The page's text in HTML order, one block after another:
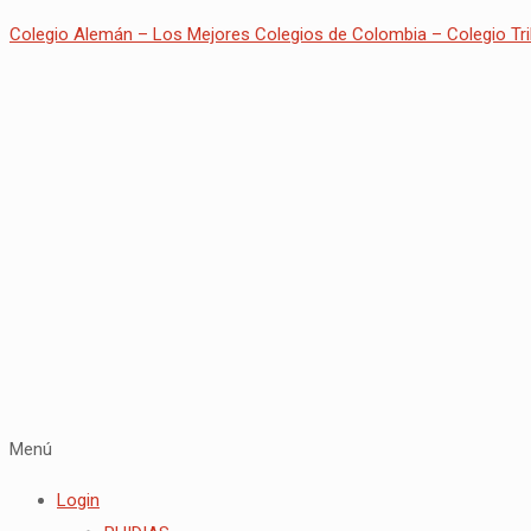
Colegio Alemán – Los Mejores Colegios de Colombia – Colegio
Menú
Login